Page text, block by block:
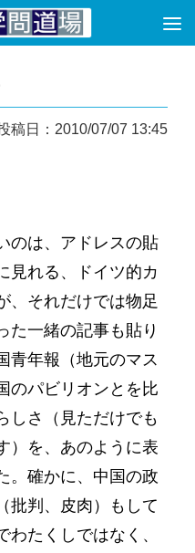
稿日：2010/07/07 13:45
のは、アドレスの貼
見れる、ドイツ的カ
、それだけでは物足
た一緒の記事も貼り
青年報（地元のマス
のパビリオンとを比
しさ（見ただけでも
）を、あのように表
。確かに、中国の政
批判、皮肉）もして
たくしではなく、